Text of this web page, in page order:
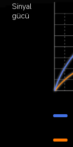
Sinyal
gücü